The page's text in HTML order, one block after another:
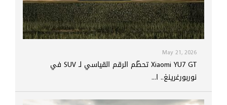
May 21, 2026
Xiaomi YU7 GT تحطّم الرقم القياسي لـ SUV في
نوربورغرينغ.. ا...